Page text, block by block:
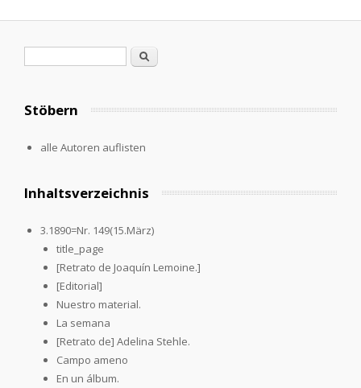
Search
Stöbern
alle Autoren auflisten
Inhaltsverzeichnis
3.1890=Nr. 149(15.März)
title_page
[Retrato de Joaquín Lemoine.]
[Editorial]
Nuestro material.
La semana
[Retrato de] Adelina Stehle.
Campo ameno
En un álbum.